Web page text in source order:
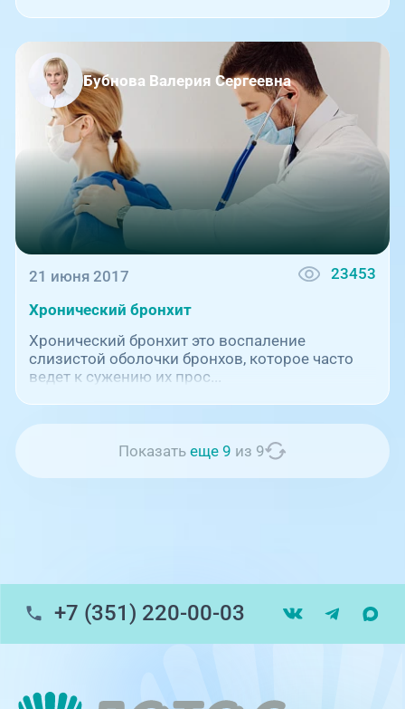
Бубнова Валерия Сергеевна
21 июня 2017 23453
Хронический бронхит
Хронический бронхит это воспаление
слизистой оболочки бронхов, которое часто
ведет к сужению их прос...
Показатьеще 9 из 9
+7 (351) 220-00-03